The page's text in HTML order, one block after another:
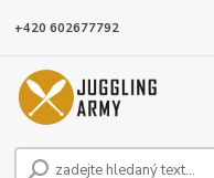
+420 602677792